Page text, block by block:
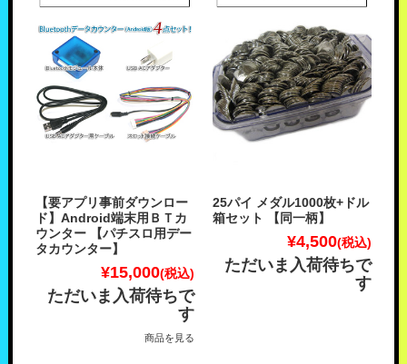
【要アプリ事前ダウンロー
ド】Android端末用ＢＴカ
ウンター 【パチスロ用デー
タカウンター】
¥15,000(税込)
ただいま入荷待ちで
す
商品を見る
25パイ メダル1000枚+ドル
箱セット 【同一柄】
¥4,500(税込)
ただいま入荷待ちで
す